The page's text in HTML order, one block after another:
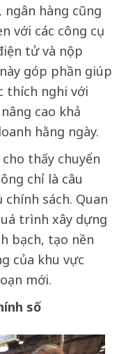
ngân hàng cũng
với các công cụ
tử và nộp
góp phần giúp
thích nghi với
cao khả
hằng ngày.
thấy chuyển
chỉ là câu
sách. Quan
trình xây dựng
bạch, tạo nền
của khu vực
mới.
số